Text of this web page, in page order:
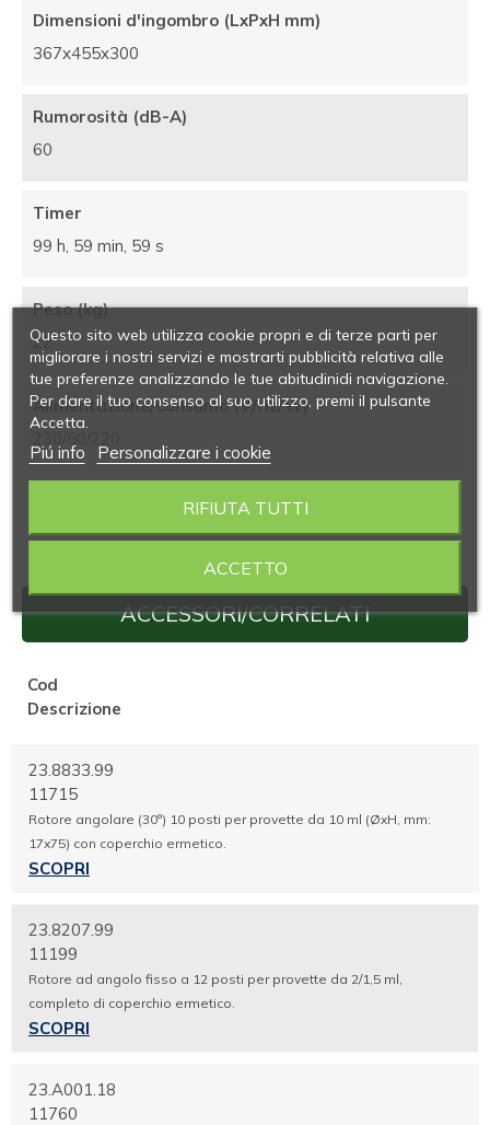
Dimensioni d'ingombro (LxPxH mm)
367x455x300
Rumorosità (dB-A)
60
Timer
99 h, 59 min, 59 s
Peso (kg)
22
Alimentazione/Consumo (V/Hz/W)
ACCESSORI/CORRELATI
Cod
Descrizione
23.8833.99
11715
Rotore angolare (30°) 10 posti per provette da 10 ml (ØxH, mm:
17x75) con coperchio ermetico.
SCOPRI
23.8207.99
11199
Rotore ad angolo fisso a 12 posti per provette da 2/1,5 ml,
completo di coperchio ermetico.
SCOPRI
23.A001.18
11760
Questo sito web utilizza cookie propri e di terze parti per
migliorare i nostri servizi e mostrarti pubblicità relativa alle
tue preferenze analizzando le tue abitudinidi navigazione.
Per dare il tuo consenso al suo utilizzo, premi il pulsante
Accetta.
Piú info Personalizzare i cookie
RIFIUTA TUTTI
ACCETTO